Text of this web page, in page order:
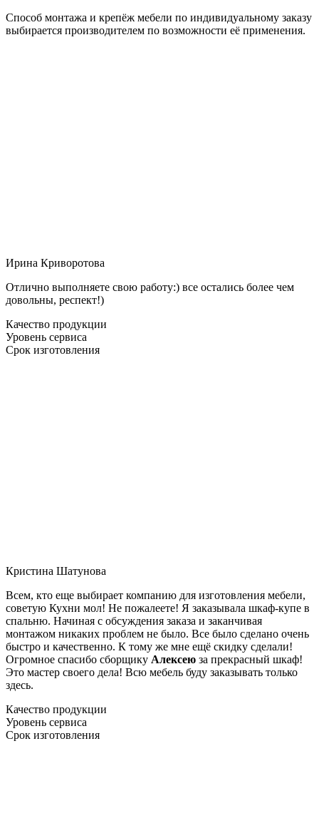
Способ монтажа и крепёж мебели по индивидуальному заказу
выбирается производителем по возможности её применения.
Ирина Криворотова
Отлично выполняете свою работу:) все остались более чем
довольны, респект!)
Качество продукции
Уровень сервиса
Срок изготовления
Кристина Шатунова
Всем, кто еще выбирает компанию для изготовления мебели,
советую Кухни мол! Не пожалеете! Я заказывала шкаф-купе в
спальню. Начиная с обсуждения заказа и заканчивая
монтажом никаких проблем не было. Все было сделано очень
быстро и качественно. К тому же мне ещё скидку сделали!
Огромное спасибо сборщику Алексею за прекрасный шкаф!
Это мастер своего дела! Всю мебель буду заказывать только
здесь.
Качество продукции
Уровень сервиса
Срок изготовления